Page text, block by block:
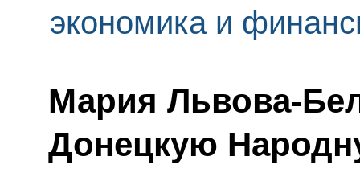
экономика и
Мария Львова-
Донецкую